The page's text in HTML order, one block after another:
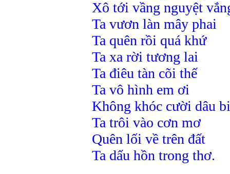
Xô tới vầng nguyệt
Ta vươn làn mây phai
Ta quên rồi quá khứ
Ta xa rời tương lai
Ta điêu tàn cõi thế
Ta vô hình em ơi
Không khóc cười dâu
Ta trôi vào cơn mơ
Quên lối về trên đất
Ta dấu hồn trong thơ.